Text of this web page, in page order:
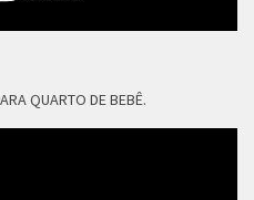
QUARTO DE BEBÊ.